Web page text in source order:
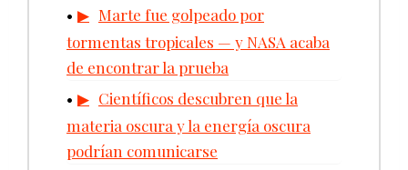
Marte fue golpeado por
tormentas tropicales — y NASA acaba
de encontrar la prueba
Científicos descubren que la
materia oscura y la energía oscura
podrían comunicarse